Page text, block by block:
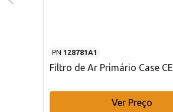
PN 128781A1
Filtro de Ar Primário Case CE
Ver Preço